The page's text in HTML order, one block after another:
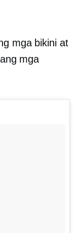
mga bikini at
mga